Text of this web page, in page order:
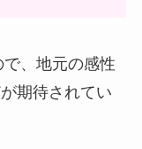
で、地元の感性
期待されてい